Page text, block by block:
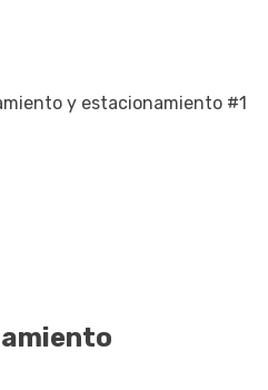
y estacionamiento #1